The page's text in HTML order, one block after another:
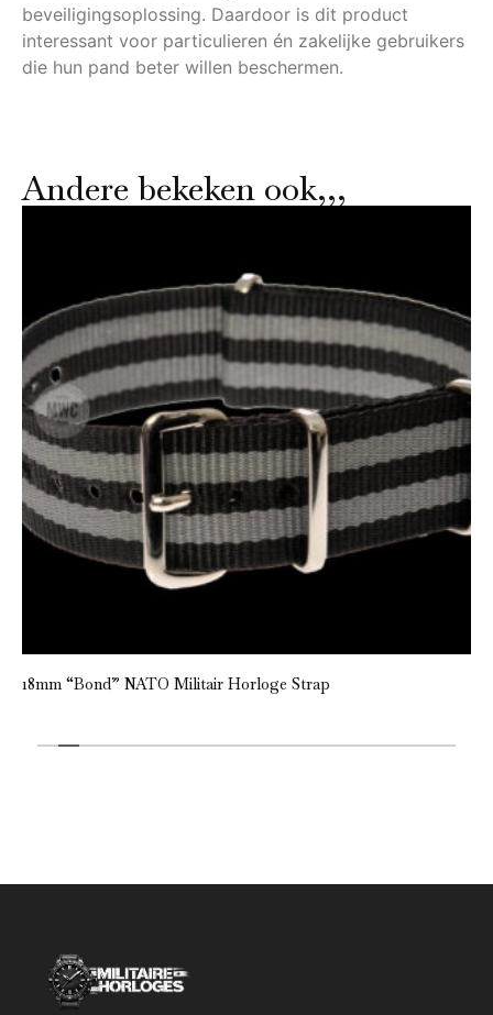
beveiligingsoplossing. Daardoor is dit product
interessant voor particulieren én zakelijke gebruikers
die hun pand beter willen beschermen.
Andere bekeken ook,,,
18mm “Bond” NATO Militair Horloge Strap